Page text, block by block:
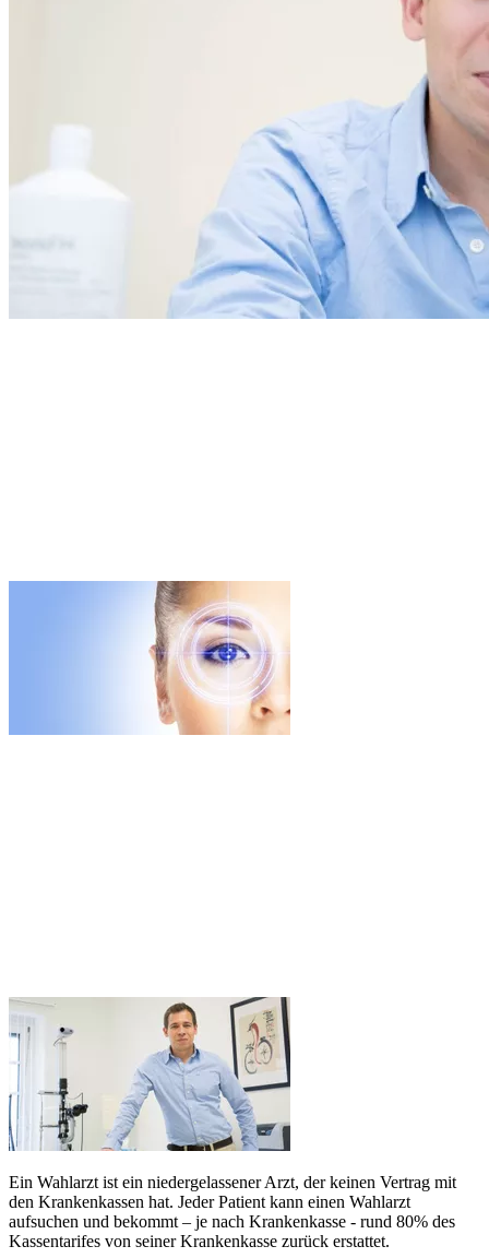
Ein Wahlarzt ist ein niedergelassener Arzt, der keinen Vertrag mit
den Krankenkassen hat. Jeder Patient kann einen Wahlarzt
aufsuchen und bekommt – je nach Krankenkasse - rund 80% des
Kassentarifes von seiner Krankenkasse zurück erstattet.